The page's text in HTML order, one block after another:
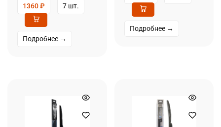
1360₽ 7 шт.
Подробнее →
Подробнее →